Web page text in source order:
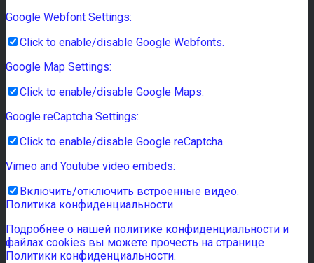
Google Webfont Settings:
Click to enable/disable Google Webfonts.
Google Map Settings:
Click to enable/disable Google Maps.
Google reCaptcha Settings:
Click to enable/disable Google reCaptcha.
Vimeo and Youtube video embeds:
Включить/отключить встроенные видео.
Политика конфиденциальности
Подробнее о нашей политике конфиденциальности и
файлах cookies вы можете прочесть на странице
Политики конфиденциальности.